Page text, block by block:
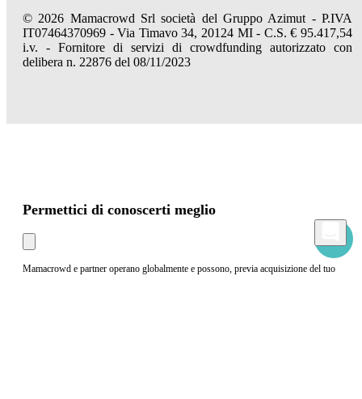
© 2026 Mamacrowd Srl società del Gruppo Azimut - P.IVA
IT07464370969 - Via Timavo 34, 20124 MI - C.S. € 95.417,54
i.v. - Fornitore di servizi di crowdfunding autorizzato con
delibera n. 22876 del 08/11/2023
Permettici di conoscerti meglio
Mamacrowd e partner operano globalmente e possono, previa acquisizione del tuo